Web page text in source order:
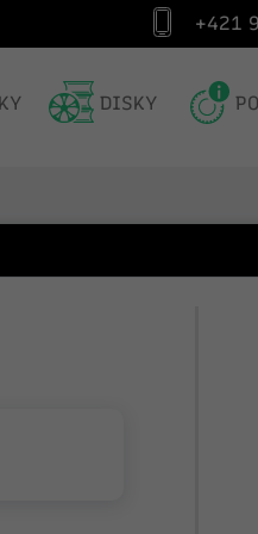
Špecialista na pneumatiky
+421
DISKY